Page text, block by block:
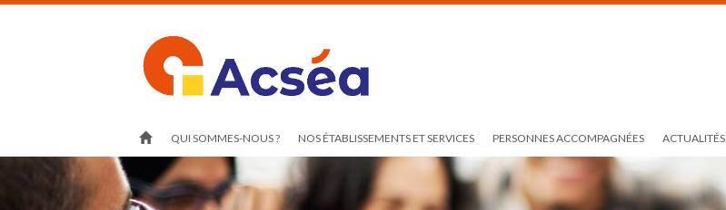
QUI SOMMES-NOUS ? NOS ÉTABLISSEMENTS ET SERVICES PERSONNES ACCOMPAGNÉES ACTUALITÉS